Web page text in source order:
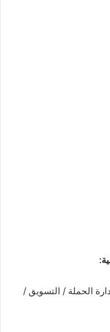
الحملة / التسويق /